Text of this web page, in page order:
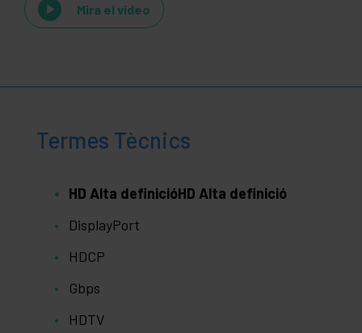
Mira el vídeo
Termes Tècnics
HD Alta definicióHD Alta definició
DisplayPort
HDCP
Gbps
HDTV